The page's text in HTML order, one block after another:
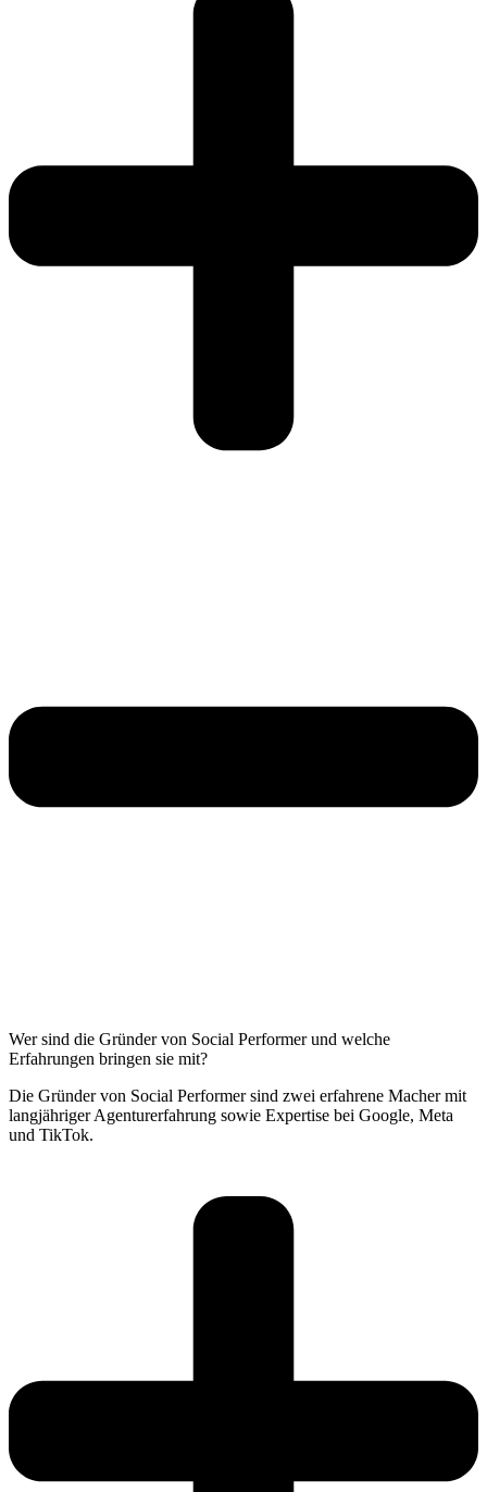
Wer sind die Gründer von Social Performer und welche
Erfahrungen bringen sie mit?
Die Gründer von Social Performer sind zwei erfahrene Macher mit
langjähriger Agenturerfahrung sowie Expertise bei Google, Meta
und TikTok.